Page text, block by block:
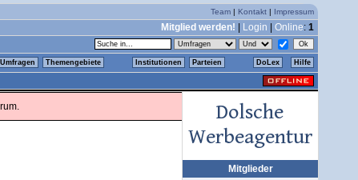
Team | Kontakt | Impressum
Mitglied werden! Login Online: 1
Umfragen Themengebiete Institutionen Parteien DoLex Hilfe
Mitglieder